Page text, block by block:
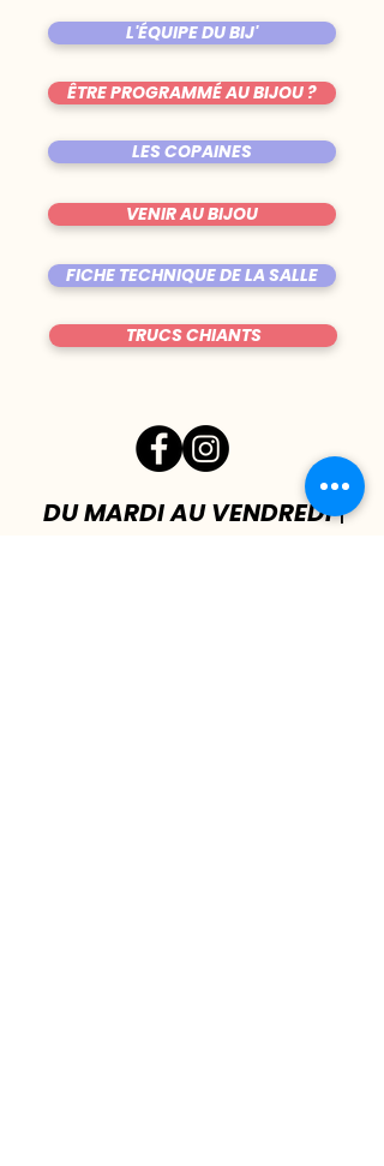
L'ÉQUIPE DU BIJ'
ÊTRE PROGRAMMÉ AU BIJOU ?
LES COPAINES
VENIR AU BIJOU
FICHE TECHNIQUE DE LA SALLE
TRUCS CHIANTS
DU MARDI AU VENDREDI|